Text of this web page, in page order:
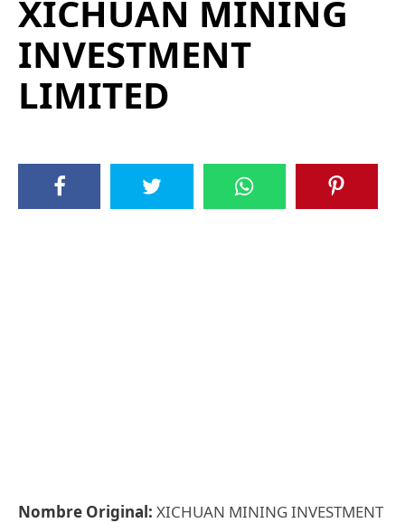
XICHUAN MINING
INVESTMENT
LIMITED
Nombre Original: XICHUAN MINING INVESTMENT